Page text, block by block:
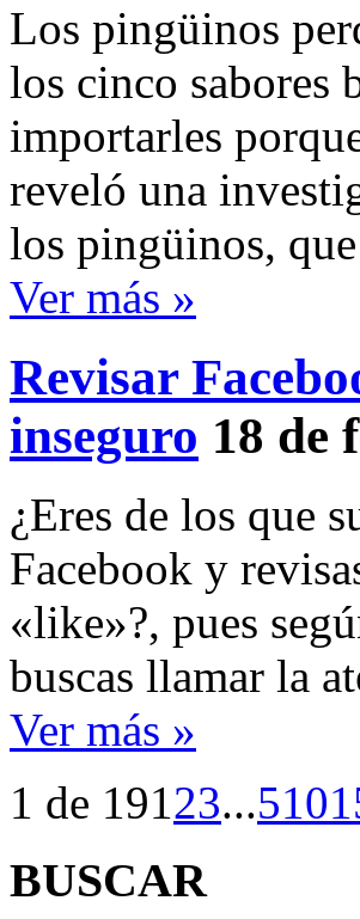
Los pingüinos
los cinco sabores
importarles
reveló una
los pingüinos,
Ver más »
Revisar
inseguro 18 de
¿Eres de los que
Facebook y
«like»?, pues
buscas llamar la
Ver más »
1 de 19123...510
BUSCAR